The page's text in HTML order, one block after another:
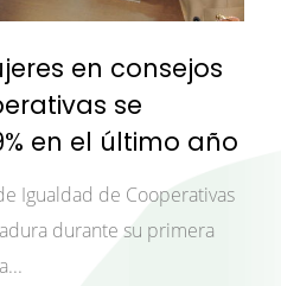
en consejos
se
en el último año
Igualdad de Cooperativas
durante su primera